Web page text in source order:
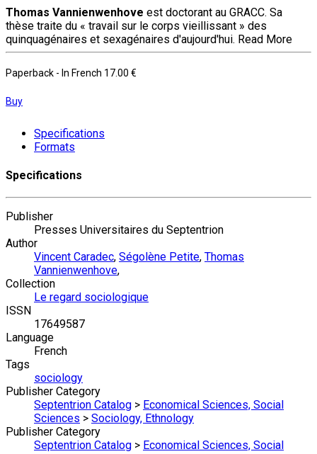
Thomas Vannienwenhove est doctorant au GRACC. Sa
thèse traite du « travail sur le corps vieillissant » des
quinquagénaires et sexagénaires d'aujourd'hui. Read More
Paperback - In French 17.00 €
Buy
Specifications
Formats
Specifications
Publisher
Presses Universitaires du Septentrion
Author
Vincent Caradec, Ségolène Petite, Thomas
Vannienwenhove,
Collection
Le regard sociologique
ISSN
17649587
Language
French
Tags
sociology
Publisher Category
Septentrion Catalog > Economical Sciences, Social
Sciences > Sociology, Ethnology
Publisher Category
Septentrion Catalog > Economical Sciences, Social